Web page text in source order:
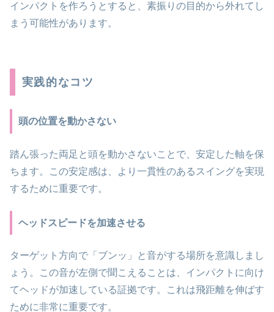
インパクトを作ろうとすると、素振りの目的から外れてし
まう可能性があります。
実践的なコツ
頭の位置を動かさない
踏ん張った両足と頭を動かさないことで、安定した軸を保
ちます。この安定感は、より一貫性のあるスイングを実現
するために重要です。
ヘッドスピードを加速させる
ターゲット方向で「ブンッ」と音がする場所を意識しまし
ょう。この音が左側で聞こえることは、インパクトに向け
てヘッドが加速している証拠です。これは飛距離を伸ばす
ために非常に重要です。